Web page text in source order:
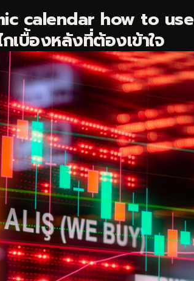
calendar how to use
บื้องหลังที่ต้องเข้าใจ